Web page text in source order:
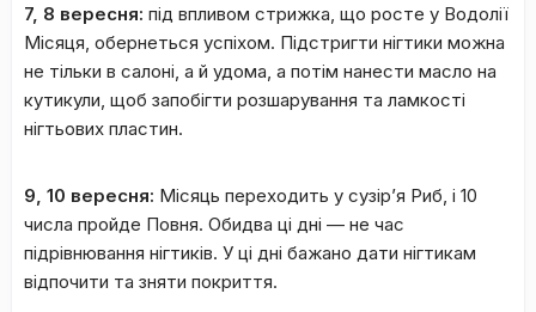
7, 8 вересня: під впливом стрижка, що росте у Водолії
Місяця, обернеться успіхом. Підстригти нігтики можна
не тільки в салоні, а й удома, а потім нанести масло на
кутикули, щоб запобігти розшарування та ламкості
нігтьових пластин.
9, 10 вересня: Місяць переходить у сузір’я Риб, і 10
числа пройде Повня. Обидва ці дні — не час
підрівнювання нігтиків. У ці дні бажано дати нігтикам
відпочити та зняти покриття.